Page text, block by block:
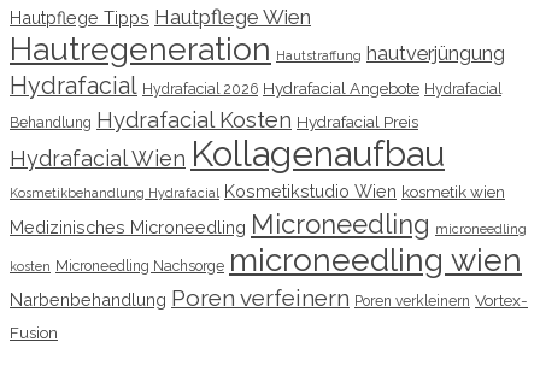
Hautpflege Tipps Hautpflege Wien
Hautregeneration Hautstraffung hautverjüngung
Hydrafacial Hydrafacial 2026 Hydrafacial Angebote Hydrafacial
Behandlung Hydrafacial Kosten Hydrafacial Preis
Hydrafacial Wien Kollagenaufbau
Kosmetikbehandlung Hydrafacial Kosmetikstudio Wien kosmetik wien
Medizinisches Microneedling Microneedling microneedling
kosten Microneedling Nachsorge microneedling wien
Narbenbehandlung Poren verfeinern Poren verkleinern Vortex-
Fusion